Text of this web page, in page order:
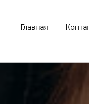
Главная